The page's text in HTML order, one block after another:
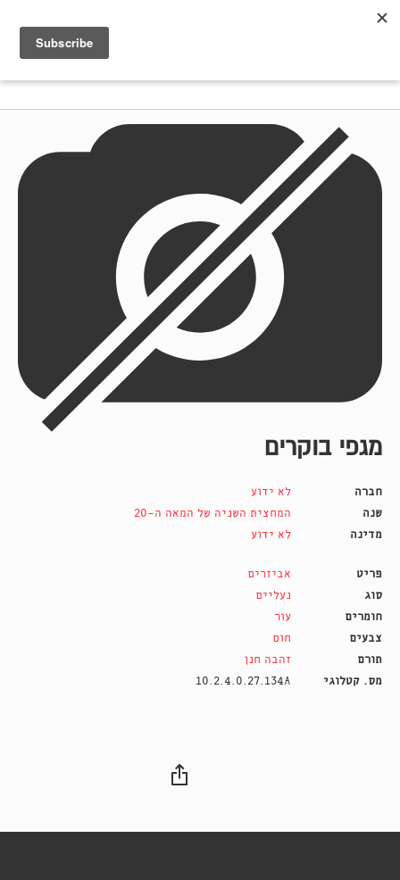
מגפי בוקרים
חברה
לא ידוע
שנה
המחצית השניה של המאה ה-20
מדינה
לא ידוע
פריט
אביזרים
סוג
נעליים
חומרים
עור
צבעים
חום
תורם
זהבה חנן
מס. קטלוגי
10.2.4.0.27.134A